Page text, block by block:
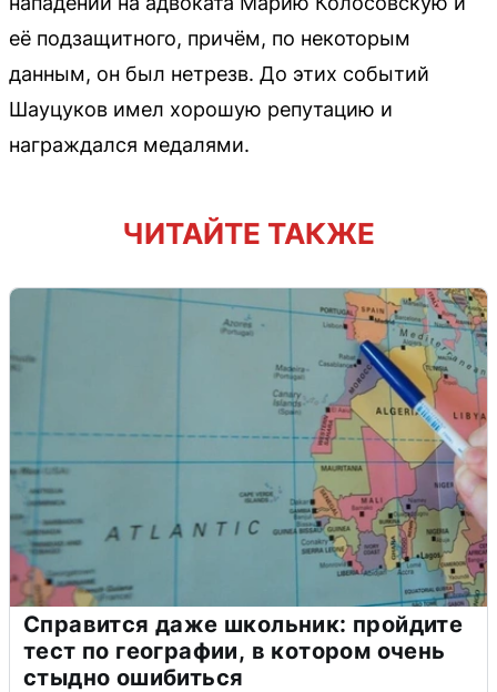
её подзащитного, причём, по некоторым
данным, он был нетрезв. До этих событий
Шауцуков имел хорошую репутацию и
награждался медалями.
ЧИТАЙТЕ ТАКЖЕ
Справится даже школьник: пройдите
тест по географии, в котором очень
стыдно ошибиться